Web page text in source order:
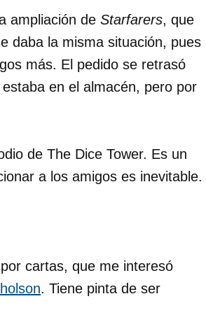
ampliación de Starfarers, que
daba la misma situación, pues
más. El pedido se retrasó
en el almacén, pero por
de The Dice Tower. Es un
a los amigos es inevitable.
cartas, que me interesó
. Tiene pinta de ser